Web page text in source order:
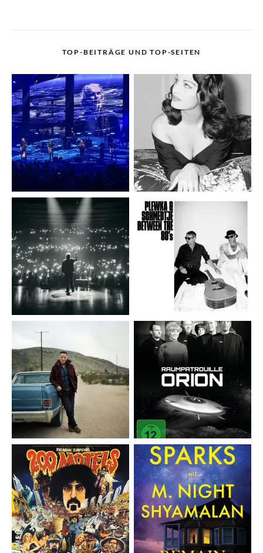
TOP-BEITRÄGE UND TOP-SEITEN